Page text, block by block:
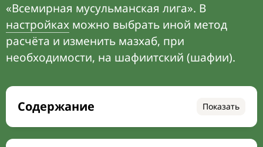
«Всемирная мусульманская лига». В
настройках можно выбрать иной метод
расчёта и изменить мазхаб, при
необходимости, на шафиитский (шафии).
Содержание Показать
Время намаза на сегодня